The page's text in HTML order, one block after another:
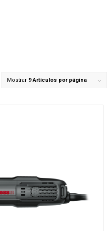
Mostrar 9 Artículos por página